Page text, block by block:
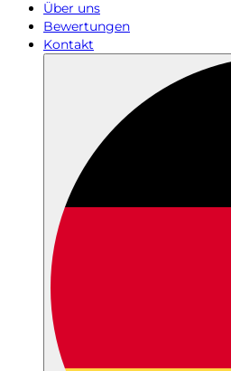
Über uns
Bewertungen
Kontakt